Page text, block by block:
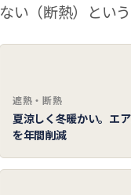
ない（断熱）とい
遮熱・断熱
夏涼しく冬暖かい。エ
を年間削減